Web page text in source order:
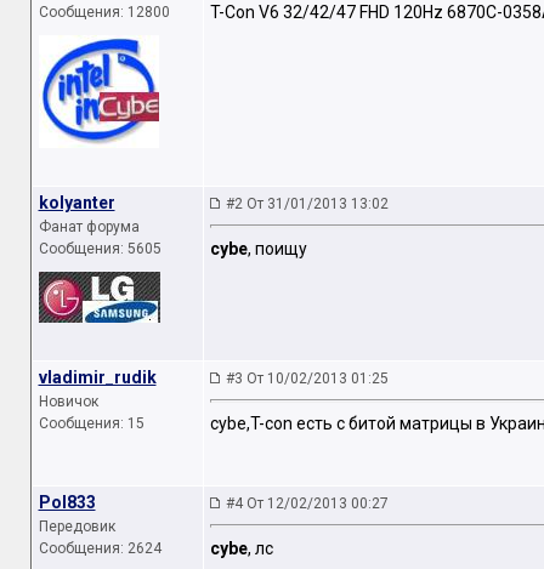
Сообщения: 12800
T-Con V6 32/42/47 FHD 120Hz 6870C-
kolyanter
Фанат форума
Сообщения: 5605
#2 От 31/01/2013 13:02
cybe, поищу
vladimir_rudik
Новичок
Сообщения: 15
#3 От 10/02/2013 01:25
cybe,T-con есть с битой матрицы в
Pol833
Передовик
Сообщения: 2624
#4 От 12/02/2013 00:27
cybe, лс